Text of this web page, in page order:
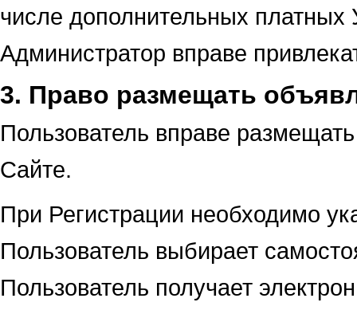
числе дополнительных платных
Администратор вправе
3. Право размещать
Пользователь вправе
Сайте.
При Регистрации необходимо
Пользователь выбирает
Пользователь получает